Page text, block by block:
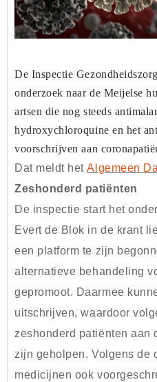
De Inspectie
onderzoek naar de Meijelse
artsen die nog steeds
hydroxychloroquine en het
voorschrijven aan
Dat meldt hetAlgemeen
Zeshonderd patiënten
De inspectie start het
Evert de Blok in de krant
een platform te zijn
alternatieve behandeling
gepromoot. Daarmee
uitschrijven, waardoor
zeshonderd patiënten aan
zijn geholpen. Volgens de
medicijnen ook